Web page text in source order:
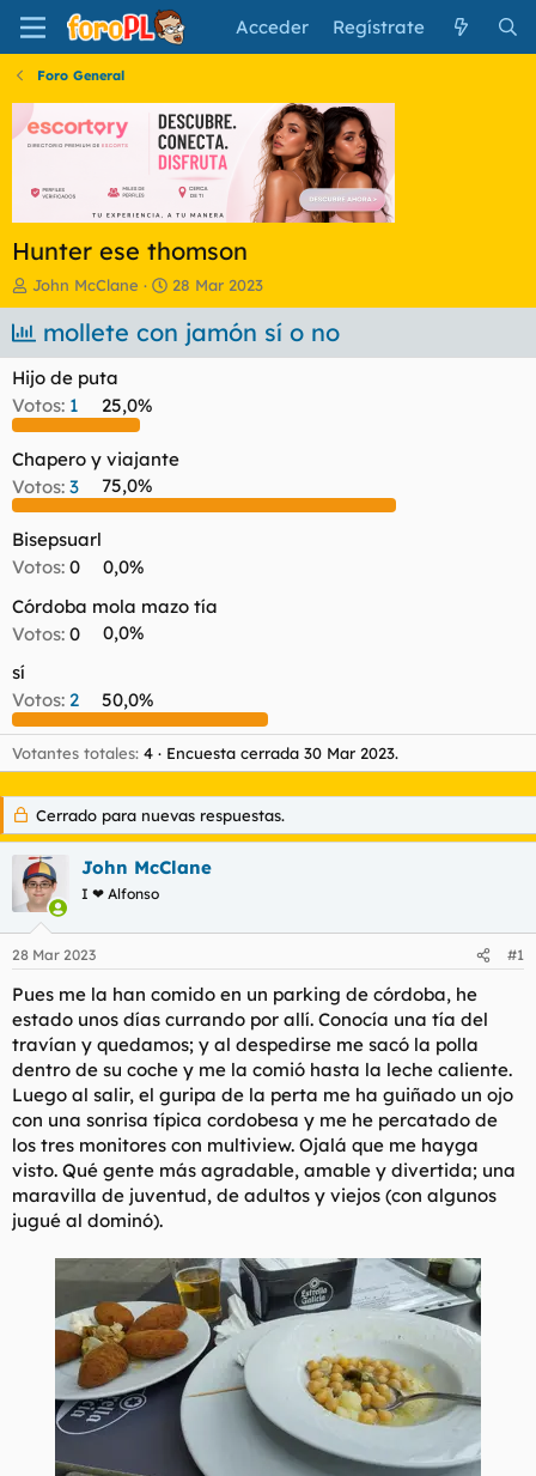
Acceder Regístrate
Foro General
Hunter ese thomson
I
n
i
c
i
a
d
o
r
d
e
t
e
a
John McClane
F
e
c
n
c
28 Mar 2023
mollete con jamón sí o no
Hijo de puta
Votos: 1 25,0%
Chapero y viajante
Votos: 3 75,0%
Bisepsuarl
Votos: 0
0,0%
Córdoba mola mazo tía
Votos: 0
0,0%
sí
Votos: 2 50,0%
Votantes totales 4 Encuesta cerrada 30 Mar 2023.
Cerrado para nuevas respuestas.
John McClane
I ❤ Alfonso
28 Mar 2023 #1
Pues me la han comido en un parking de córdoba, he
estado unos días currando por allí. Conocía una tía del
travían y quedamos; y al despedirse me sacó la polla
dentro de su coche y me la comió hasta la leche caliente.
Luego al salir, el guripa de la perta me ha guiñado un ojo
con una sonrisa típica cordobesa y me he percatado de
los tres monitores con multiview. Ojalá que me hayga
visto. Qué gente más agradable, amable y divertida; una
maravilla de juventud, de adultos y viejos (con algunos
jugué al dominó).